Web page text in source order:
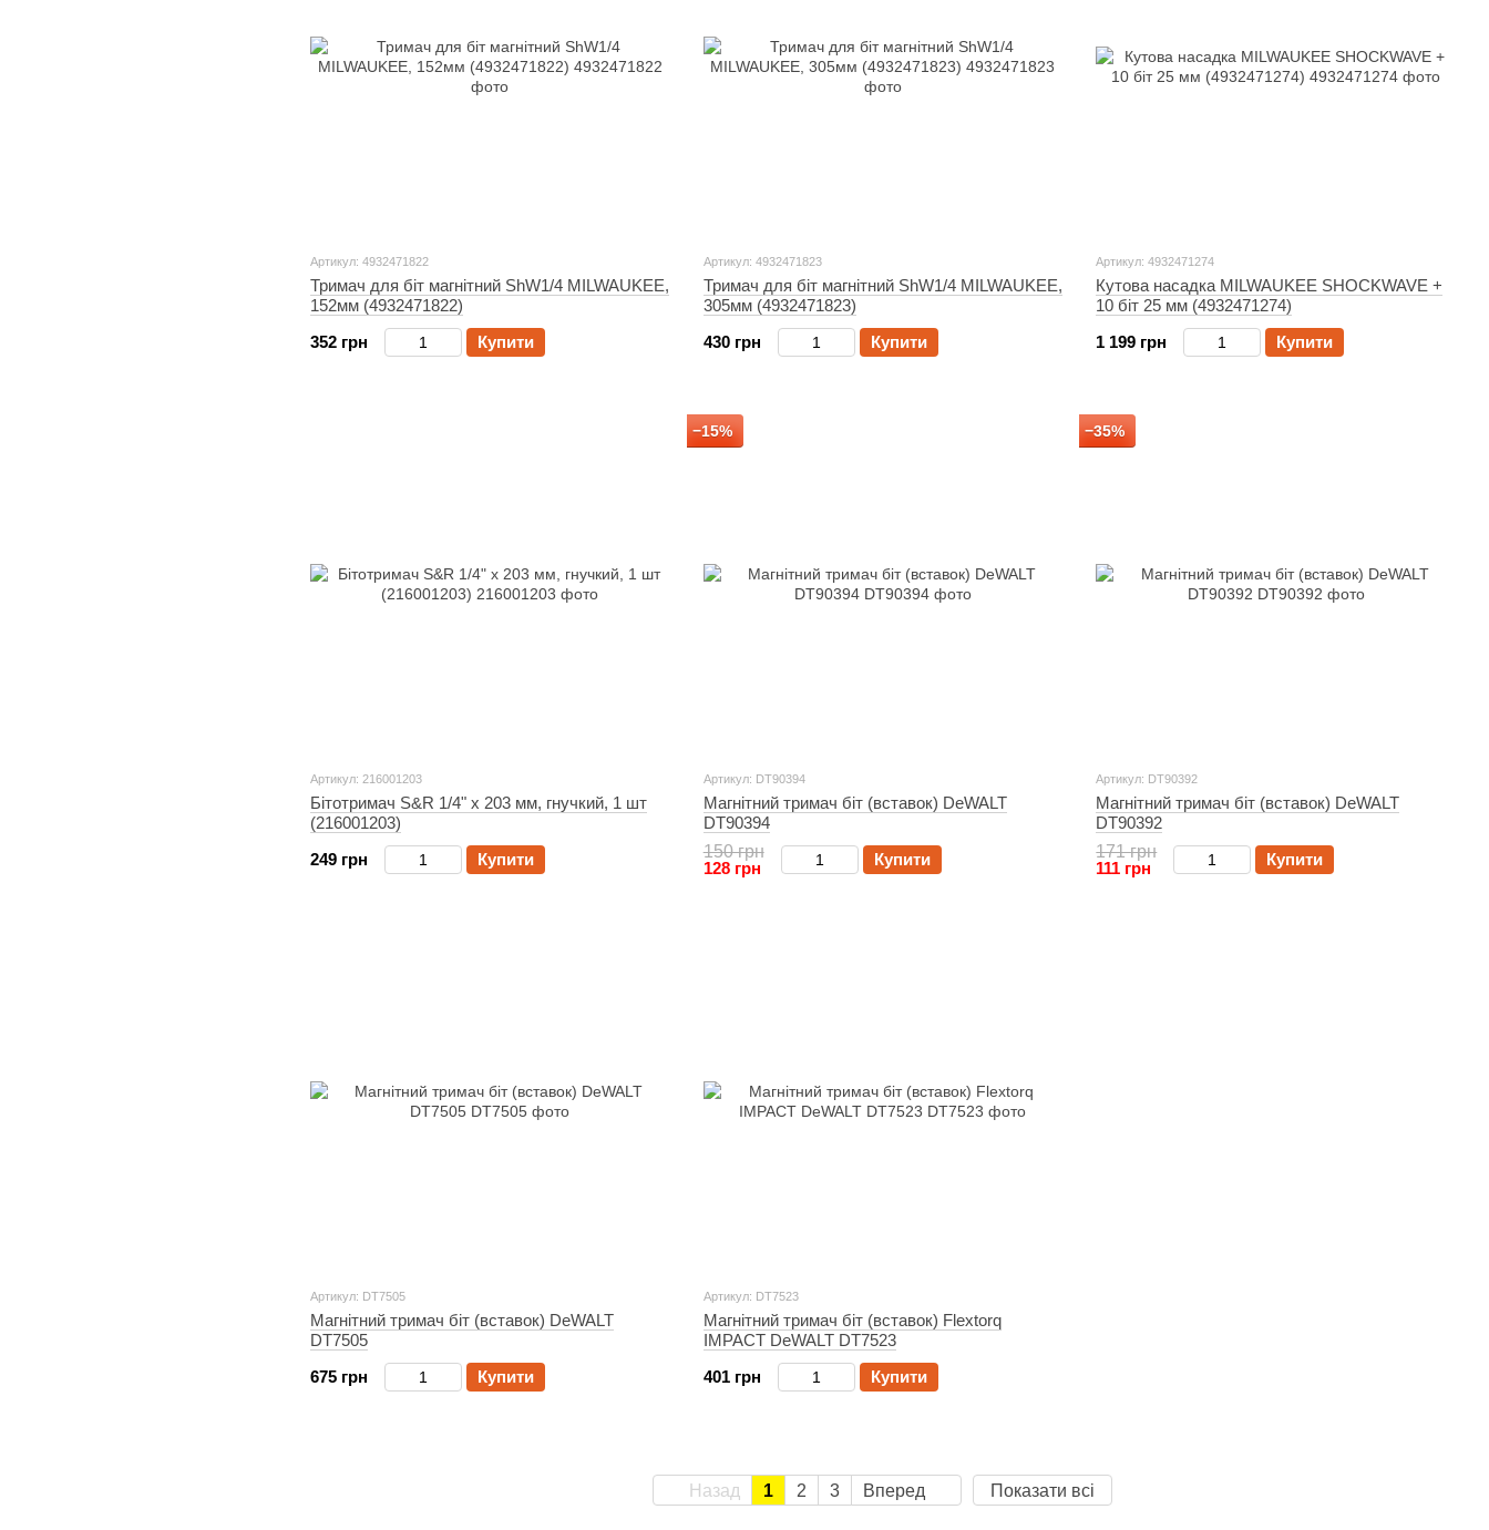
Артикул: 4932471822
Тримач для біт магнітний ShW1/4 MILWAUKEE,
152мм (4932471822)
352 грн
Купити
Артикул: 4932471823
Тримач для біт магнітний ShW1/4 MILWAUKEE,
305мм (4932471823)
430 грн
Купити
Артикул: 4932471274
Кутова насадка MILWAUKEE SHOCKWAVE +
10 біт 25 мм (4932471274)
1 199 грн
Купити
Артикул: 216001203
Бітотримач S&R 1/4" х 203 мм, гнучкий, 1 шт
(216001203)
249 грн
Купити
−15%
Артикул: DT90394
Магнітний тримач біт (вставок) DeWALT
DT90394
150 грн
128 грн
Купити
−35%
Артикул: DT90392
Магнітний тримач біт (вставок) DeWALT
DT90392
171 грн
111 грн
Купити
Артикул: DT7505
Магнітний тримач біт (вставок) DeWALT
DT7505
675 грн
Купити
Артикул: DT7523
Магнітний тримач біт (вставок) Flextorq
IMPACT DeWALT DT7523
401 грн
Купити
Назад 1 2 3 Вперед Показати всі